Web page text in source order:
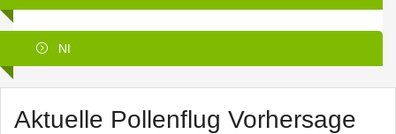
NI
Aktuelle Pollenflug Vorhersage